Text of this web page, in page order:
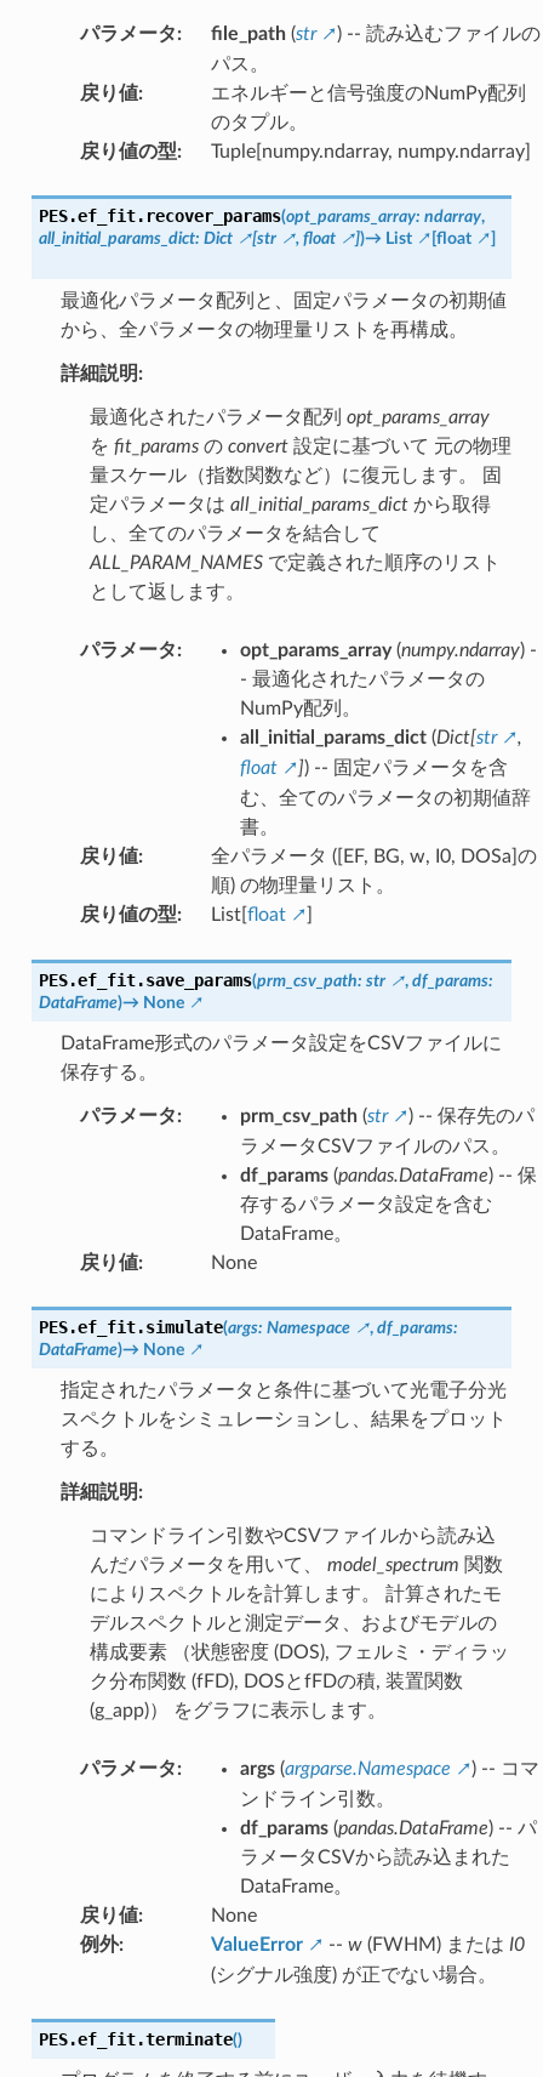
パラメータ: file_path(str
) -- 読み込むファイルの
パス。
戻り値:
エネルギーと信号強度のNumPy配列
のタプル。
戻り値の型: Tuple[numpy.ndarray, numpy.ndarray]
PES.ef_fit. recover_params(opt_params_array: ndarray,
all_initial_params_dict: Dict [str , float ])→ List [float ]
最適化パラメータ配列と、固定パラメータの初期値
から、全パラメータの物理量リストを再構成。
詳細説明:
最適化されたパラメータ配列 opt_params_array
を fit_paramsの convert設定に基づいて 元の物理
量スケール（指数関数など）に復元します。 固
定パラメータは all_initial_params_dictから取得
し、全てのパラメータを結合して
ALL_PARAM_NAMESで定義された順序のリスト
として返します。
パラメータ: opt_params_array(numpy.ndarray) -
- 最適化されたパラメータの
NumPy配列。
all_initial_params_dict(Dict[str
,
float
]) -- 固定パラメータを含
む、全てのパラメータの初期値辞
書。
戻り値:
全パラメータ ([EF, BG, w, I0, DOSa]の
順) の物理量リスト。
戻り値の型: List[ float
PES.ef_fit.save_params(prm_csv_path: str , df_params:
DataFrame)→ None
DataFrame形式のパラメータ設定をCSVファイルに
保存する。
パラメータ: prm_csv_path(str
) -- 保存先のパ
ラメータCSVファイルのパス。
df_params(pandas.DataFrame) -- 保
存するパラメータ設定を含む
DataFrame。
戻り値: None
PES.ef_fit.simulate(args: Namespace , df_params:
DataFrame)→ None
指定されたパラメータと条件に基づいて光電子分光
スペクトルをシミュレーションし、結果をプロット
する。
詳細説明:
コマンドライン引数やCSVファイルから読み込
んだパラメータを用いて、 model_spectrum 関数
によりスペクトルを計算します。 計算されたモ
デルスペクトルと測定データ、およびモデルの
構成要素 （状態密度 (DOS), フェルミ・ディラッ
ク分布関数 (fFD), DOSとfFDの積, 装置関数
(g_app)） をグラフに表示します。
パラメータ: args(argparse.Namespace
) -- コマ
ンドライン引数。
df_params(pandas.DataFrame) -- パ
ラメータCSVから読み込まれた
DataFrame。
戻り値:
None
例外: ValueError -- w(FWHM) または I0
(シグナル強度) が正でない場合。
PES.ef_fit.terminate()